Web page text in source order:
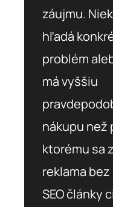
záujmu.
hľadá
problém
má vyššiu
nákupu než
ktorému sa
reklama
SEO články